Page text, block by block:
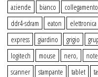
aziende
bianco collegamento
ddr4-sdram
eaton elettronica
express
giardino grigio
logitech
mouse nero,
scanner
stampante tablet